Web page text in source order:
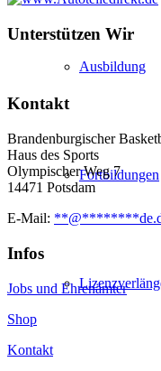
Ausbildung
Fortbildungen
Unterstützen Wir
Kontakt
Brandenburgischer
Haus des Sports
Olympischer Weg 7
14471 Potsdam
E-Mail: **@********
Infos
Jobs und Ehrenämter
Shop
Kontakt